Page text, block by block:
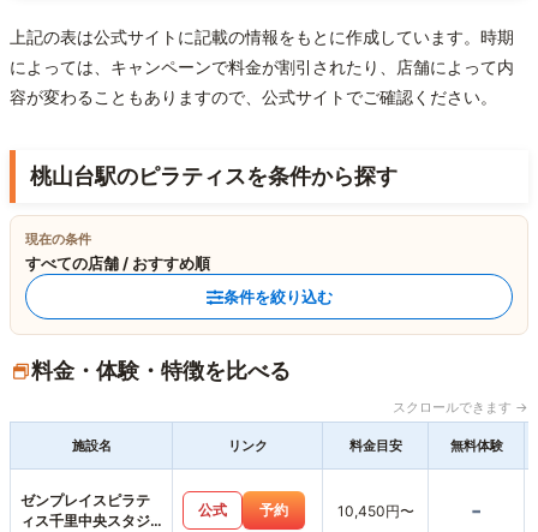
上記の表は公式サイトに記載の情報をもとに作成しています。時期
によっては、キャンペーンで料金が割引されたり、店舗によって内
容が変わることもありますので、公式サイトでご確認ください。
桃山台駅のピラティスを条件から探す
現在の条件
すべての店舗 / おすすめ順
条件を絞り込む
料金・体験・特徴を比べる
スクロールできます →
施設名 リンク 料金目安 無料体験
ゼンプレイスピラテ
ィス千里中央スタジ
公式 予約 10,450円〜 -